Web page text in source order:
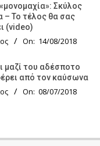
Σκύλος
– Το τέλος θα σας
(video)
On: 14/08/2018
μαζί του αδέσποτο
από τον καύσωνα
On: 08/07/2018